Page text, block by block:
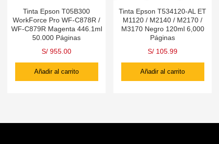
Tinta Epson T05B300
WorkForce Pro WF-C878R /
WF-C879R Magenta 446.1ml
50.000 Páginas
S/ 955.00
Añadir al carrito
Tinta Epson T534120-AL ET
M1120 / M2140 / M2170 /
M3170 Negro 120ml 6,000
Páginas
S/ 105.99
Añadir al carrito